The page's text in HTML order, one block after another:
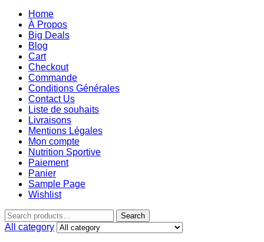
Home
À Propos
Big Deals
Blog
Cart
Checkout
Commande
Conditions Générales
Contact Us
Liste de souhaits
Livraisons
Mentions Légales
Mon compte
Nutrition Sportive
Paiement
Panier
Sample Page
Wishlist
Search
All category